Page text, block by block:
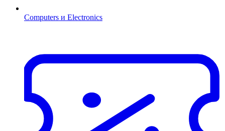
Computers и Electronics